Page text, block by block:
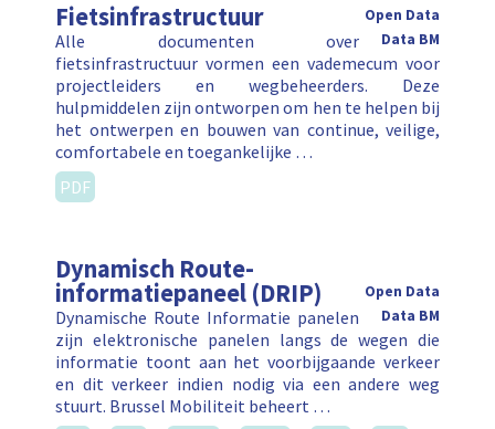
Fietsinfrastructuur
Open Data
Data BM
Alle documenten over
fietsinfrastructuur vormen een vademecum voor
projectleiders en wegbeheerders. Deze
hulpmiddelen zijn ontworpen om hen te helpen bij
het ontwerpen en bouwen van continue, veilige,
comfortabele en toegankelijke …
PDF
Dynamisch Route-
informatiepaneel (DRIP)
Open Data
Data BM
Dynamische Route Informatie panelen
zijn elektronische panelen langs de wegen die
informatie toont aan het voorbijgaande verkeer
en dit verkeer indien nodig via een andere weg
stuurt. Brussel Mobiliteit beheert …